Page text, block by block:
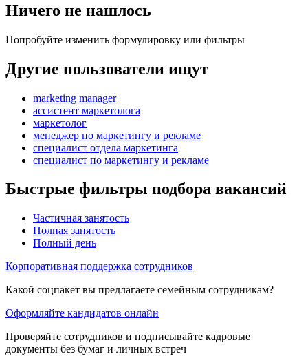
Ничего не нашлось
Попробуйте изменить формулировку или фильтры
Другие пользователи ищут
marketing manager
ассистент маркетолога
маркетолог
менеджер по маркетингу и рекламе
специалист отдела маркетинга
специалист по маркетингу и рекламе
Быстрые фильтры подбора вакансий
Частичная занятость
Полная занятость
Полный день
Корпоративная поддержка сотрудников
Какой соцпакет вы предлагаете семейным сотрудникам?
Оформляйте кандидатов онлайн
Проверяйте сотрудников и подписывайте кадровые
документы без бумаг и личных встреч